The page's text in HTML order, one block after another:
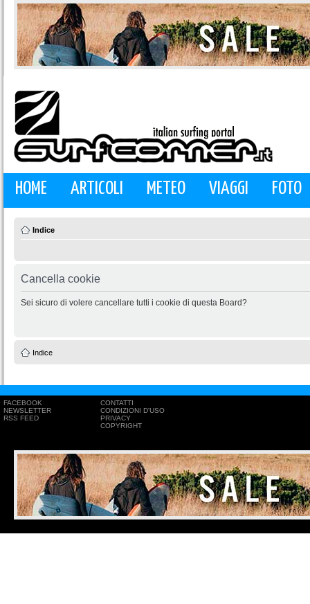
HOME ARTICOLI METEO VIAGGI FOTO
Indice
Cancella cookie
Sei sicuro di volere cancellare tutti i cookie di questa Board?
Indice
FACEBOOK
NEWSLETTER
RSS FEED
CONTATTI
CONDIZIONI D'USO
PRIVACY
COPYRIGHT